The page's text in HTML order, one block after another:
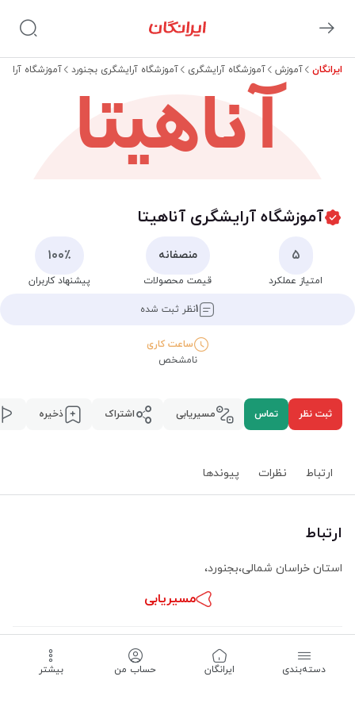
ایرانگان آموزش آموزشگاه آرایشگری آموزشگاه آرایشگری بجنورد آموزشگاه
آناهیتا
آموزشگاه آرایشگری آناهیتا
۵
امتیاز عملکرد
منصفانه
قیمت محصولات
۱۰۰٪
پیشنهاد کاربران
۱نظر ثبت شده
ساعت کاری
نامشخص
ثبت نظر تماس مسیریابی اشتراک ذخیره
ارتباط نظرات پیوند‌ها
ارتباط
استان خراسان شمالی،بجنورد،
مسیریابی
ساعت کاری -
دسته‌بندی
‌ایرانگان حساب من بیشتر